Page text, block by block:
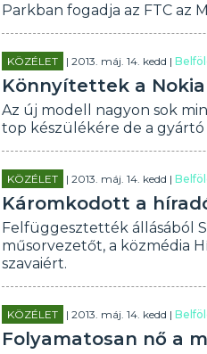
Parkban fogadja az FTC az
KÖZÉLET | 2013. máj. 14. kedd |
Könnyítettek a
Az új modell nagyon sok
top készülékére de a
KÖZÉLET | 2013. máj. 14. kedd |
Káromkodott a
Felfüggesztették állásából
műsorvezetőt, a közmédia
szavaiért.
KÖZÉLET | 2013. máj. 14. kedd |
Folyamatosan nő a